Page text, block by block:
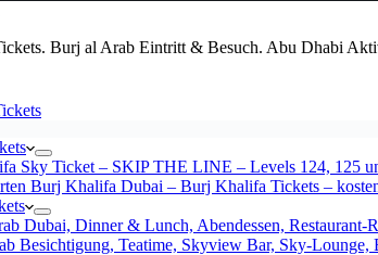
Burj al Arab Eintritt & Besuch. Abu Dhabi
Sky Ticket – SKIP THE LINE – Levels 124, 125
Burj Khalifa Dubai – Burj Khalifa Tickets –
Dubai, Dinner & Lunch, Abendessen, Restaurant-
Besichtigung, Teatime, Skyview Bar, Sky-